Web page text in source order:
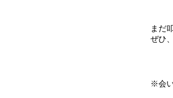
まだ
ぜひ
※会